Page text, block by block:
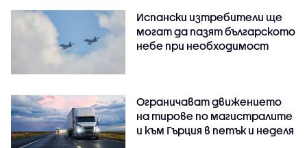
Испански изтребители ще
могат да пазят българското
небе при необходимост
Ограничават движението
на тирове по магистралите
и към Гърция в петък и неделя